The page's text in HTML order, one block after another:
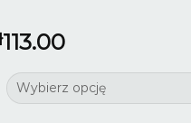
113.00